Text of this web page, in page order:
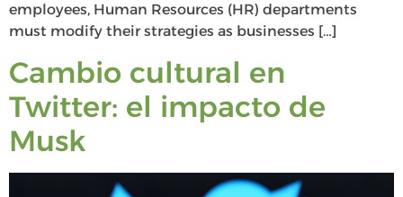
employees, Human Resources (HR) departments
must modify their strategies as businesses […]
Cambio cultural en
Twitter: el impacto de
Musk